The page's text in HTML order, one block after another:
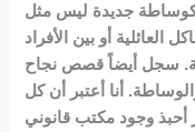
كوساطة جديدة ليس مثل
أو بين الأفراد
سجل أيضاً قصص نجاح
أنا أعتبر أن كل
أحبذ وجود مكتب قانوني